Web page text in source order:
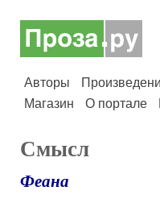
Авторы
Магазин
О портале
Смысл
Феана